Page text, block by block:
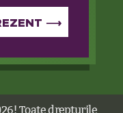
⟶
Toate drepturile